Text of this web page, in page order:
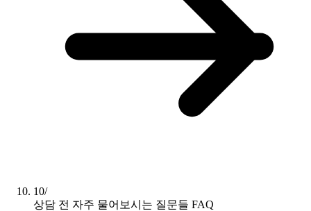
10/
상담 전 자주 물어보시는 질문들 FAQ